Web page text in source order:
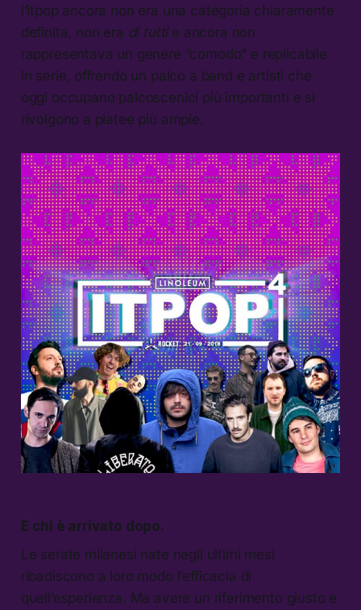
l’itpop ancora non era una categoria chiaramente
definita, non era di tuttie ancora non
rappresentava un genere “comodo” e replicabile
in serie, offrendo un palco a band e artisti che
oggi occupano palcoscenici più importanti e si
rivolgono a platee più ampie.
E chi è arrivato dopo.
Le serate milanesi nate negli ultimi mesi
ribadiscono a loro modo l’efficacia di
quell’esperienza. Ma avere un riferimento giusto e